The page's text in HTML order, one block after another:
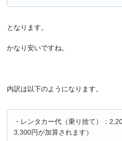
となります。
かなり安いですね。
内訳は以下のようになります。
・レンタカー代（乗り捨て）：
3,300円が加算されます）